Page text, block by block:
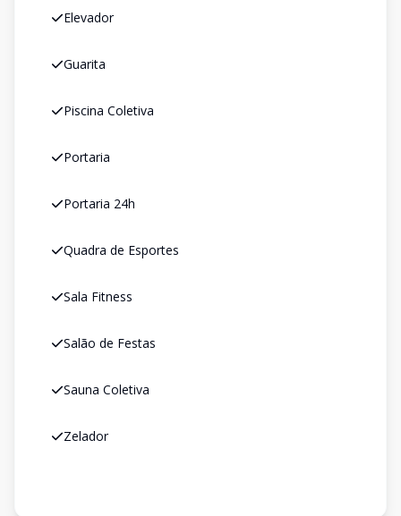
Elevador
Guarita
Piscina Coletiva
Portaria
Portaria 24h
Quadra de Esportes
Sala Fitness
Salão de Festas
Sauna Coletiva
Zelador